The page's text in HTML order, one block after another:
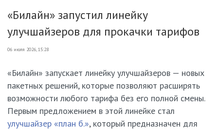
«Билайн» запустил линейку
улучшайзеров для прокачки тарифов
06 июля 2026, 15:28
«Билайн» запускает линейку улучшайзеров — новых
пакетных решений, которые позволяют расширять
возможности любого тарифа без его полной смены.
Первым предложением в этой линейке стал
улучшайзер «план б.», который предназначен для